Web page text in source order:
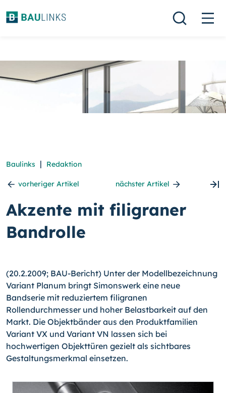
Baulinks | Redaktion
vorheriger Artikel nächster Artikel
Akzente mit filigraner
Bandrolle
(20.2.2009; BAU-Bericht) Unter der Modellbezeichnung
Variant Planum bringt Simonswerk eine neue
Bandserie mit reduziertem filigranen
Rollendurchmesser und hoher Belastbarkeit auf den
Markt. Die Objektbänder aus den Produktfamilien
Variant VX und Variant VN lassen sich bei
hochwertigen Objekttüren gezielt als sichtbares
Gestaltungsmerkmal einsetzen.